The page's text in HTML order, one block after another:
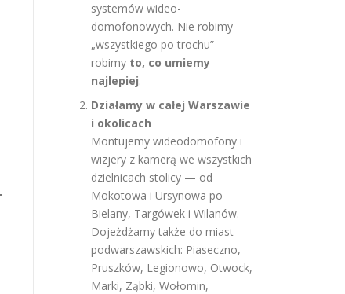
systemów wideo-
domofonowych. Nie robimy
„wszystkiego po trochu” —
robimy to, co umiemy
najlepiej.
Działamy w całej Warszawie
i okolicach
Montujemy wideodomofony i
wizjery z kamerą we wszystkich
dzielnicach stolicy — od
Mokotowa i Ursynowa po
Bielany, Targówek i Wilanów.
Dojeżdżamy także do miast
podwarszawskich: Piaseczno,
Pruszków, Legionowo, Otwock,
Marki, Ząbki, Wołomin,